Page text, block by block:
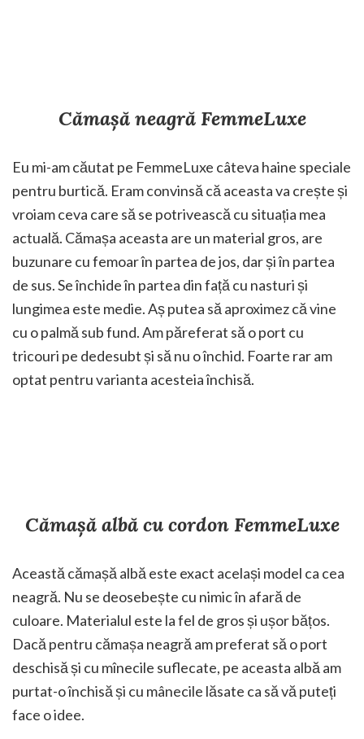
Cămașă neagră FemmeLuxe
Eu mi-am căutat pe FemmeLuxe câteva haine speciale
pentru burtică. Eram convinsă că aceasta va crește și
vroiam ceva care să se potrivească cu situația mea
actuală. Cămașa aceasta are un material gros, are
buzunare cu femoar în partea de jos, dar și în partea
de sus. Se închide în partea din față cu nasturi și
lungimea este medie. Aș putea să aproximez că vine
cu o palmă sub fund. Am păreferat să o port cu
tricouri pe dedesubt și să nu o închid. Foarte rar am
optat pentru varianta acesteia închisă.
Cămașă albă cu cordon FemmeLuxe
Această cămașă albă este exact același model ca cea
neagră. Nu se deosebește cu nimic în afară de
culoare. Materialul este la fel de gros și ușor bățos.
Dacă pentru cămașa neagră am preferat să o port
deschisă și cu mînecile suflecate, pe aceasta albă am
purtat-o închisă și cu mânecile lăsate ca să vă puteți
face o idee.